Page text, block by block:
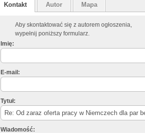
Kontakt Autor Mapa
Aby skontaktować się z autorem ogłoszenia,
wypełnij poniższy formularz.
Imię:
E-mail:
Tytuł:
Wiadomość: